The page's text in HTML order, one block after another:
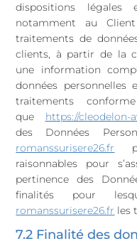
dispositions
notamment au
traitements de
clients, à partir de la
une information
données
traitements
que
https://cleodelon-
des Données
romanssurisere26.fr
raisonnables pour
pertinence des
finalités pour
romanssurisere26.fr les
7.2 Finalité des